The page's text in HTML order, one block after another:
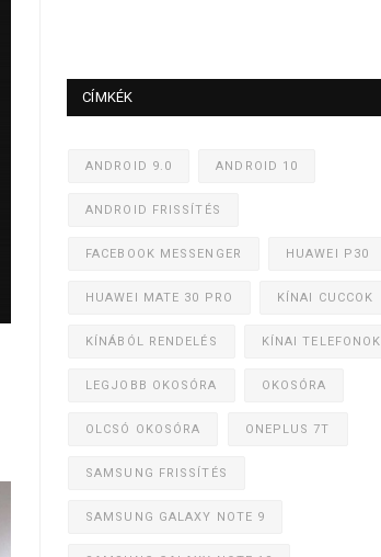
CÍMKÉK
ANDROID 9.0 ANDROID 10
ANDROID FRISSÍTÉS
FACEBOOK MESSENGER HUAWEI P30
HUAWEI MATE 30 PRO KÍNAI CUCCOK
KÍNÁBÓL RENDELÉS KÍNAI TELEFONOK
LEGJOBB OKOSÓRA OKOSÓRA
OLCSÓ OKOSÓRA ONEPLUS 7T
SAMSUNG FRISSÍTÉS
SAMSUNG GALAXY NOTE 9